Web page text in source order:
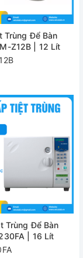
Trùng Để Bàn
Z12B | 12 Lít
Trùng Để Bàn
| 16 Lít